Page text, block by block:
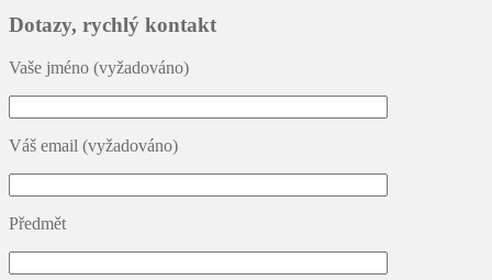
Dotazy, rychlý kontakt
Vaše jméno (vyžadováno)
Váš email (vyžadováno)
Předmět